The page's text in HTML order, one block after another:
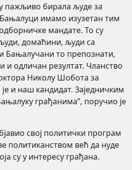
пажљиво бирала људе за
имамо изузетан тим
мандате. То су
домаћини, људи са
Бањалучани то препознати,
и одличан резултат. Чланство
Николу Шобота за
и наш кандидат. Заједничким
грађанима”, поручио је
свој политички програм
политиканством већ да нуде
су у интересу грађана.